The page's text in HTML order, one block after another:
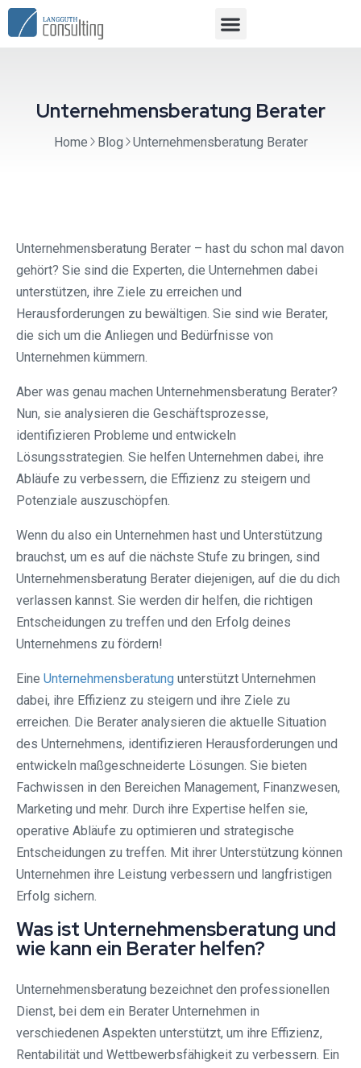
Unternehmensberatung Berater
Home Blog Unternehmensberatung Berater
Unternehmensberatung Berater – hast du schon mal davon
gehört? Sie sind die Experten, die Unternehmen dabei
unterstützen, ihre Ziele zu erreichen und
Herausforderungen zu bewältigen. Sie sind wie Berater,
die sich um die Anliegen und Bedürfnisse von
Unternehmen kümmern.
Aber was genau machen Unternehmensberatung Berater?
Nun, sie analysieren die Geschäftsprozesse,
identifizieren Probleme und entwickeln
Lösungsstrategien. Sie helfen Unternehmen dabei, ihre
Abläufe zu verbessern, die Effizienz zu steigern und
Potenziale auszuschöpfen.
Wenn du also ein Unternehmen hast und Unterstützung
brauchst, um es auf die nächste Stufe zu bringen, sind
Unternehmensberatung Berater diejenigen, auf die du dich
verlassen kannst. Sie werden dir helfen, die richtigen
Entscheidungen zu treffen und den Erfolg deines
Unternehmens zu fördern!
Eine Unternehmensberatung unterstützt Unternehmen
dabei, ihre Effizienz zu steigern und ihre Ziele zu
erreichen. Die Berater analysieren die aktuelle Situation
des Unternehmens, identifizieren Herausforderungen und
entwickeln maßgeschneiderte Lösungen. Sie bieten
Fachwissen in den Bereichen Management, Finanzwesen,
Marketing und mehr. Durch ihre Expertise helfen sie,
operative Abläufe zu optimieren und strategische
Entscheidungen zu treffen. Mit ihrer Unterstützung können
Unternehmen ihre Leistung verbessern und langfristigen
Erfolg sichern.
Was ist Unternehmensberatung und
wie kann ein Berater helfen?
Unternehmensberatung bezeichnet den professionellen
Dienst, bei dem ein Berater Unternehmen in
verschiedenen Aspekten unterstützt, um ihre Effizienz,
Rentabilität und Wettbewerbsfähigkeit zu verbessern. Ein